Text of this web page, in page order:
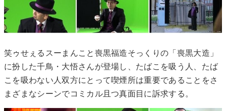
笑ゥせぇるスーまんこと喪黒福造そっくりの「喪黒大造」
に扮した千鳥・大悟さんが登場し、たばこを吸う人、たば
こを吸わない人双方にとって喫煙所は重要であることをさ
まざまなシーンでコミカル且つ真面目に訴求する。